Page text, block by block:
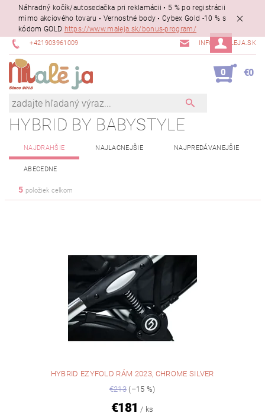
Náhradný kočík/autosedačka pri reklamácii • 5 % po registrácii
mimo akciového tovaru • Vernostné body • Cybex Gold -10 % s
kódom GOLD https://www.maleja.sk/bonus-program/
+421903961009 INFO@MALEJA.SK
0 €0
HYBRID BY BABYSTYLE
NAJDRAHŠIE NAJLACNEJŠIE NAJPREDÁVANEJŠIE
ABECEDNE
5 položiek celkom
HYBRID EZYFOLD RÁM 2023, CHROME SILVER
€213 (–15 %)
€181 / ks